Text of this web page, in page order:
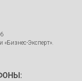
Эксперт».